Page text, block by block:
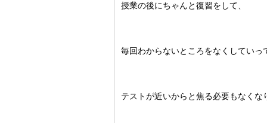
授業の後にちゃんと復習をして、
毎回わからないところをなくしていっ
テストが近いからと焦る必要もなくな